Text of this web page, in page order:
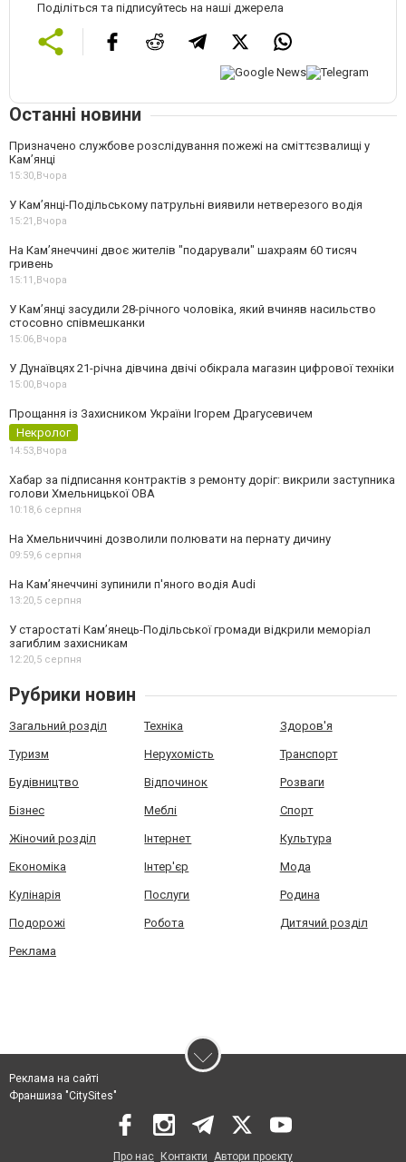
Поділіться та підписуйтесь на наші джерела
Останні новини
Призначено службове розслідування пожежі на сміттєзвалищі у
Кам’янці
15:30,Вчора
У Кам’янці-Подільському патрульні виявили нетверезого водія
15:21,Вчора
На Камʼянеччині двоє жителів "подарували" шахраям 60 тисяч
гривень
15:11,Вчора
У Камʼянці засудили 28-річного чоловіка, який вчиняв насильство
стосовно співмешканки
15:06,Вчора
У Дунаївцях 21-річна дівчина двічі обікрала магазин цифрової техніки
15:00,Вчора
Прощання із Захисником України Ігорем Драгусевичем
Некролог
14:53,Вчора
Хабар за підписання контрактів з ремонту доріг: викрили заступника
голови Хмельницької ОВА
10:18,6 серпня
На Хмельниччині дозволили полювати на пернату дичину
09:59,6 серпня
На Камʼянеччині зупинили п'яного водія Audi
13:20,5 серпня
У старостаті Кам’янець-Подільської громади відкрили меморіал
загиблим захисникам
12:20,5 серпня
Рубрики новин
Загальний розділ Техніка Здоров'я
Туризм Нерухомість Транспорт
Будівництво Відпочинок Розваги
Бізнес Меблі Спорт
Жіночий розділ Інтернет Культура
Економіка Інтер'єр Мода
Кулінарія Послуги Родина
Подорожі Робота Дитячий розділ
Реклама
Реклама на сайті
Франшиза "CitySites"
Про нас Контакти Автори проєкту